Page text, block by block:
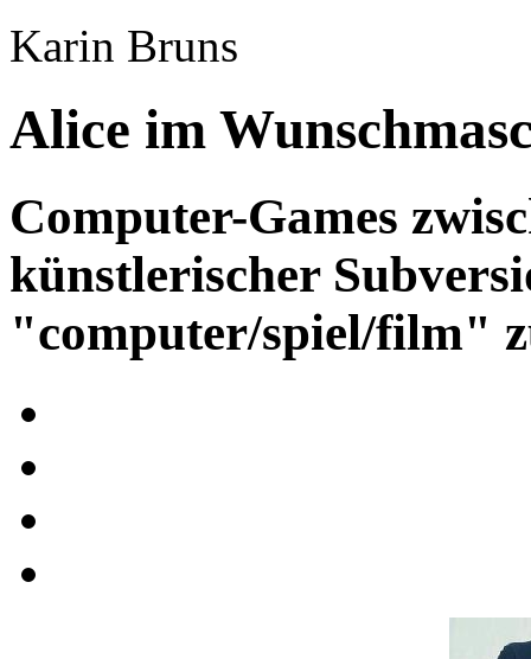
Karin Bruns
Alice im
Computer-Games
künstlerischer
"computer/spiel/film"